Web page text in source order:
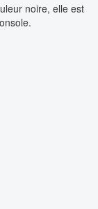
noire, elle est